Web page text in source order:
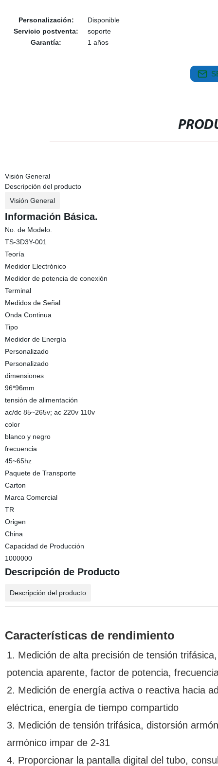
Personalización:
Disponible
Servicio postventa:
soporte
Garantía:
1 años
Visión General
Descripción del producto
Visión General
Información Básica.
No. de Modelo.
TS-3D3Y-001
Teoría
Medidor Electrónico
Medidor de potencia de conexión
Terminal
Medidos de Señal
Onda Continua
Tipo
Medidor de Energía
Personalizado
Personalizado
dimensiones
96*96mm
tensión de alimentación
ac/dc 85~265v; ac 220v 110v
color
blanco y negro
frecuencia
45~65hz
Paquete de Transporte
Carton
Marca Comercial
TR
Origen
China
Capacidad de Producción
1000000
Descripción de Producto
Descripción del producto
Características de rendimiento
1. Medición de alta precisión de tensión
potencia aparente, factor de potencia,
2. Medición de energía activa o reactiva hacia
eléctrica, energía de tiempo compartido
3. Medición de tensión trifásica, distorsión
armónico impar de 2-31
4. Proporcionar la pantalla digital del tubo,